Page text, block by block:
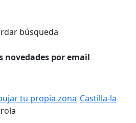
búsqueda
novedades por email
tu propia zona Castilla-la